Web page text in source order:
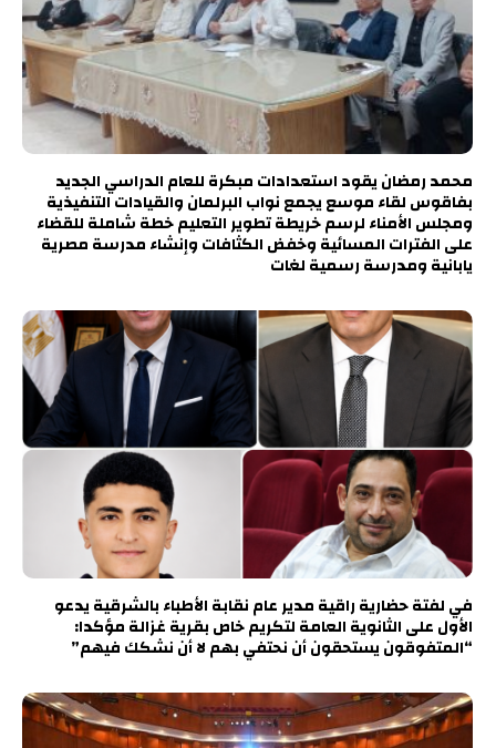
محمد رمضان يقود استعدادات مبكرة للعام الدراسي الجديد
بفاقوس لقاء موسع يجمع نواب البرلمان والقيادات التنفيذية
ومجلس الأمناء لرسم خريطة تطوير التعليم خطة شاملة للقضاء
على الفترات المسائية وخفض الكثافات وإنشاء مدرسة مصرية
يابانية ومدرسة رسمية لغات
في لفتة حضارية راقية مدير عام نقابة الأطباء بالشرقية يدعو
الأول على الثانوية العامة لتكريم خاص بقرية غزالة مؤكدا:
“المتفوقون يستحقون أن نحتفي بهم لا أن نشكك فيهم”